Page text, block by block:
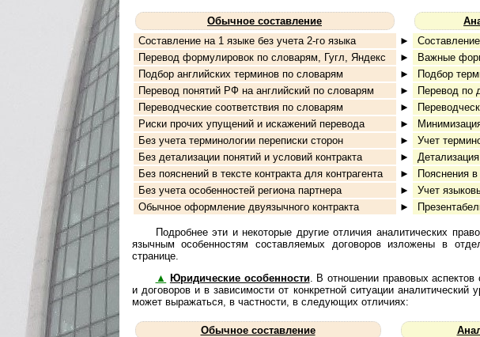
Обычное составление
Составление на 1 языке без учета 2-го языка
►
Перевод формулировок по словарям, Гугл, Яндекс
►
Важные
Подбор английских терминов по словарям
►
Подбор
Перевод понятий РФ на английский по словарям
►
Перевод по
Переводческие соответствия по словарям
►
Риски прочих упущений и искажений перевода
►
Без учета терминологии переписки сторон
►
Учет
Без детализации понятий и условий контракта
►
Без пояснений в тексте контракта для контрагента
►
Пояснения в
Без учета особенностей региона партнера
►
Учет
Обычное оформление двуязычного контракта
►
Подробнее эти и некоторые другие отличия аналитических
языч­ным особенностям составляемых договоров из­ло­же­ны в
странице.
▲ Юридические особенности. В отношении правовых аспектов
и договоров и в зависимости от конкретной ситуации ана­ли­ти­чес­кий
мо­жет вы­ра­жать­ся, в част­нос­ти, в сле­ду­ю­щих отличиях:
Обычное составление